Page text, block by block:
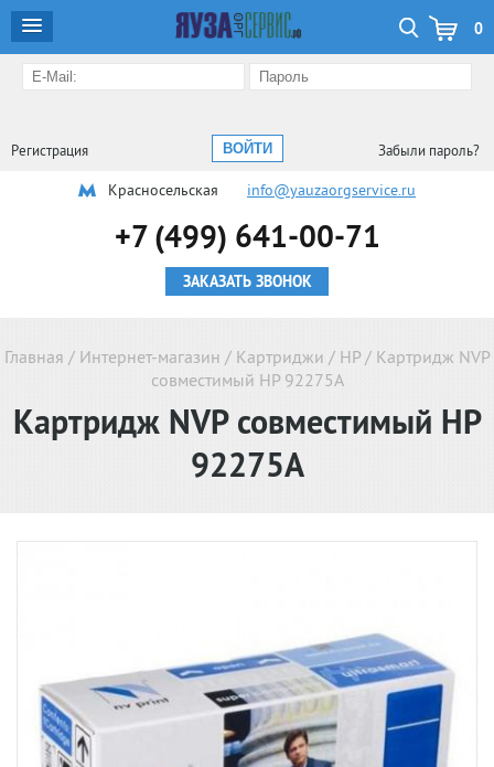
0
Забыли пароль?
Регистрация
Красносельская info@yauzaorgservice.ru
+7 (499) 641-00-71
ЗАКАЗАТЬ ЗВОНОК
Главная / Интернет-магазин / Картриджи / HP/ Картридж NVP
совместимый HP 92275A
Картридж NVP совместимый HP
92275A